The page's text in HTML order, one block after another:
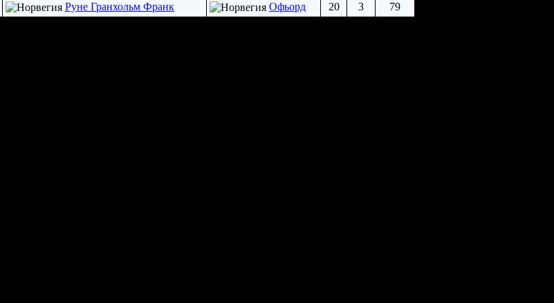
Руне Гранхольм Франк Офьорд 20 3
79